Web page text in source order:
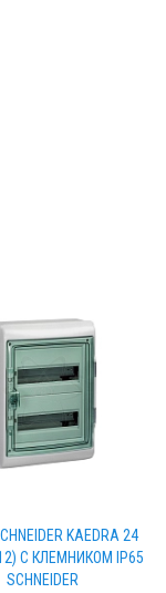
KAEDRA 24
С КЛЕМНИКОМ IP65
SCHNEIDER